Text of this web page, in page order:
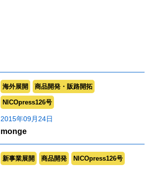
海外展開 商品開発・販路開拓
NICOpress126号
2015年09月24日
monge
新事業展開 商品開発 NICOpress126号